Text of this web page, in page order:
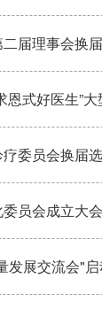
届理事会换
恩式好医生”
委员会换届
员会成立大
发展交流会"